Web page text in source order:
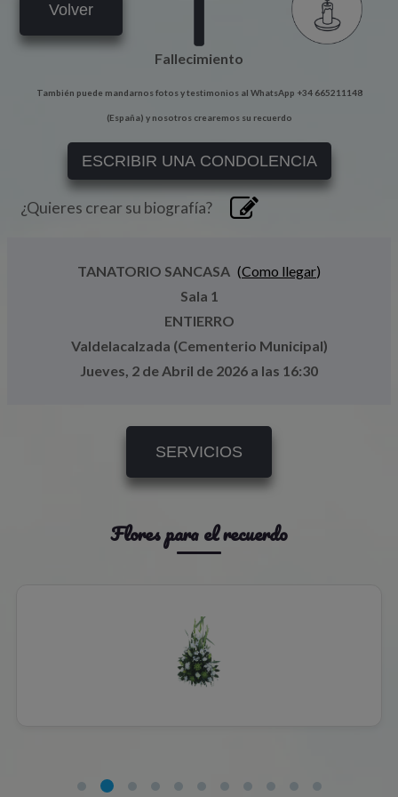
Volver
Fallecimiento
También puede mandarnos fotos y testimonios al WhatsApp +34 665211148
(España) y nosotros crearemos su recuerdo
ESCRIBIR UNA CONDOLENCIA
¿Quieres crear su biografía?
TANATORIO SANCASA (Como llegar)
Sala 1
ENTIERRO
Valdelacalzada (Cementerio Municipal)
Jueves, 2 de Abril de 2026 a las 16:30
SERVICIOS
Flores para el recuerdo